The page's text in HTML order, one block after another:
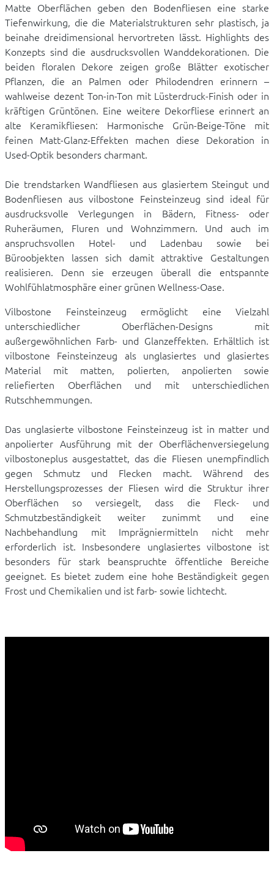
Matte Oberflächen geben den Bodenfliesen eine starke
Tiefenwirkung, die die Materialstrukturen sehr plastisch, ja
beinahe dreidimensional hervortreten lässt. Highlights des
Konzepts sind die ausdrucksvollen Wanddekorationen. Die
beiden floralen Dekore zeigen große Blätter exotischer
Pflanzen, die an Palmen oder Philodendren erinnern –
wahlweise dezent Ton-in-Ton mit Lüsterdruck-Finish oder in
kräftigen Grüntönen. Eine weitere Dekorfliese erinnert an
alte Keramikfliesen: Harmonische Grün-Beige-Töne mit
feinen Matt-Glanz-Effekten machen diese Dekoration in
Used-Optik besonders charmant.
Die trendstarken Wandfliesen aus glasiertem Steingut und
Bodenfliesen aus vilbostone Feinsteinzeug sind ideal für
ausdrucksvolle Verlegungen in Bädern, Fitness- oder
Ruheräumen, Fluren und Wohnzimmern. Und auch im
anspruchsvollen Hotel- und Ladenbau sowie bei
Büroobjekten lassen sich damit attraktive Gestaltungen
realisieren. Denn sie erzeugen überall die entspannte
Wohlfühlatmosphäre einer grünen Wellness-Oase.
Vilbostone Feinsteinzeug ermöglicht eine Vielzahl
unterschiedlicher Oberflächen-Designs mit
außergewöhnlichen Farb- und Glanzeffekten. Erhältlich ist
vilbostone Feinsteinzeug als unglasiertes und glasiertes
Material mit matten, polierten, anpolierten sowie
reliefierten Oberflächen und mit unterschiedlichen
Rutschhemmungen.
Das unglasierte vilbostone Feinsteinzeug ist in matter und
anpolierter Ausführung mit der Oberflächenversiegelung
vilbostoneplus ausgestattet, das die Fliesen unempfindlich
gegen Schmutz und Flecken macht. Während des
Herstellungsprozesses der Fliesen wird die Struktur ihrer
Oberflächen so versiegelt, dass die Fleck- und
Schmutzbeständigkeit weiter zunimmt und eine
Nachbehandlung mit Imprägniermitteln nicht mehr
erforderlich ist. Insbesondere unglasiertes vilbostone ist
besonders für stark beanspruchte öffentliche Bereiche
geeignet. Es bietet zudem eine hohe Beständigkeit gegen
Frost und Chemikalien und ist farb- sowie lichtecht.